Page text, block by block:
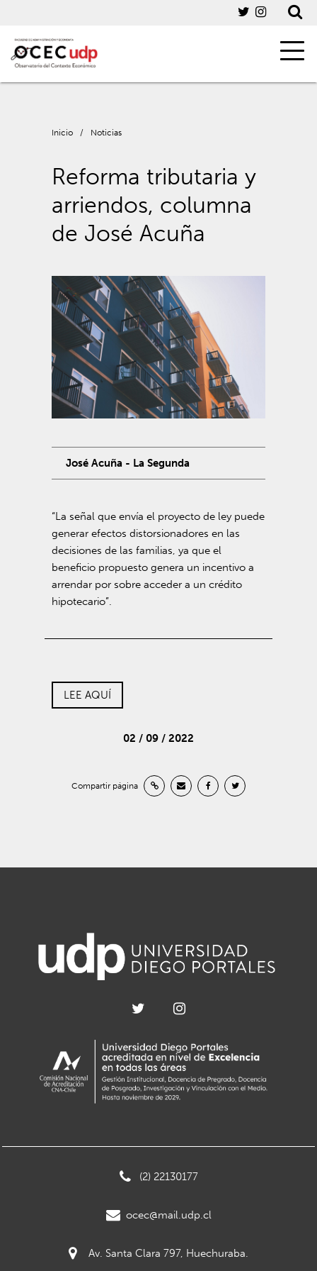
Inicio / Noticias
Reforma tributaria y
arriendos, columna
de José Acuña
José Acuña - La Segunda
“La señal que envía el proyecto de ley puede
generar efectos distorsionadores en las
decisiones de las familias, ya que el
beneficio propuesto genera un incentivo a
arrendar por sobre acceder a un crédito
hipotecario”.
LEE AQUÍ
02 / 09 / 2022
Compartir página
(2) 22130177
ocec@mail.udp.cl
Av. Santa Clara 797, Huechuraba.